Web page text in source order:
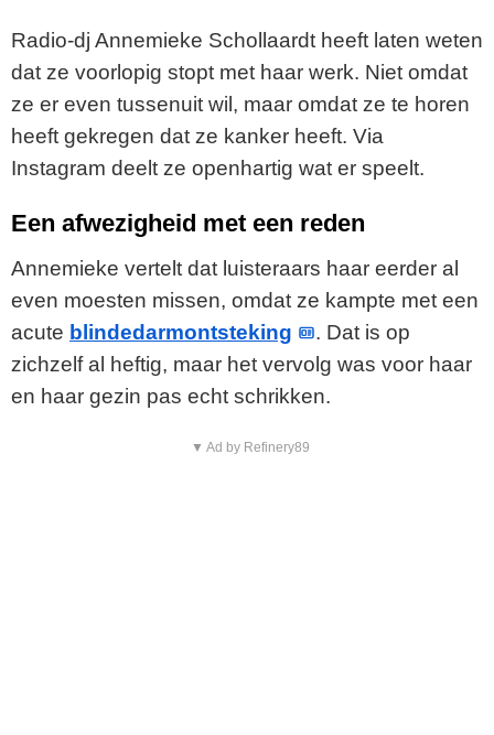
Radio-dj Annemieke Schollaardt heeft laten weten
dat ze voorlopig stopt met haar werk. Niet omdat
ze er even tussenuit wil, maar omdat ze te horen
heeft gekregen dat ze kanker heeft. Via
Instagram deelt ze openhartig wat er speelt.
Een afwezigheid met een reden
Annemieke vertelt dat luisteraars haar eerder al
even moesten missen, omdat ze kampte met een
acute blindedarmontsteking
. Dat is op
zichzelf al heftig, maar het vervolg was voor haar
en haar gezin pas echt schrikken.
▼ Ad by Refinery89